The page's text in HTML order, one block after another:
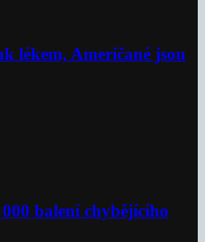
lékem, Američané jsou
balení chybějícího